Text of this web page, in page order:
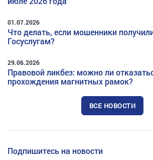
01.07.2026
Что делать, если мошенники
Госуслугам?
29.06.2026
Правовой ликбез: можно ли
прохождения магнитных рамок?
ВСЕ НОВОСТИ
Подпишитесь на новости